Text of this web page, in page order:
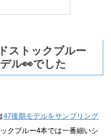
ストックブルー
ル👀でした
47後期モデルをサンプリング
クブルー4本では一番細いシ